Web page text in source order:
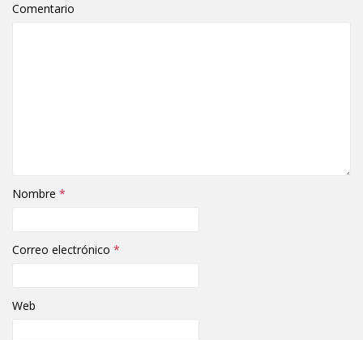
Comentario
Nombre *
Correo electrónico *
Web